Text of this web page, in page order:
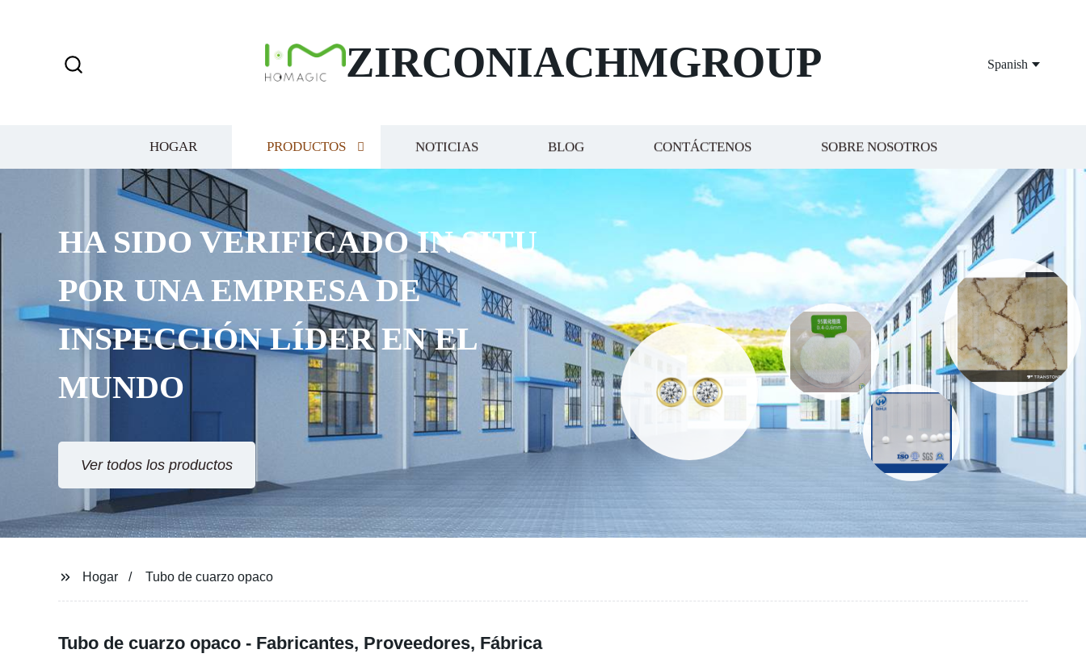
ZIRCONIACHMGROUP Spanish
HOGAR PRODUCTOS NOTICIAS BLOG CONTÁCTENOS SOBRE NOSOTROS
HA SIDO VERIFICADO IN SITU
POR UNA EMPRESA DE
INSPECCIÓN LÍDER EN EL
MUNDO
Ver todos los productos
Hogar Tubo de cuarzo opaco
Tubo de cuarzo opaco - Fabricantes, Proveedores, Fábrica